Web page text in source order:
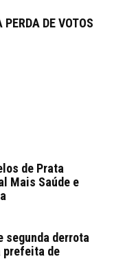
PERDA DE VOTOS
de Prata
Mais Saúde e
segunda derrota
prefeita de